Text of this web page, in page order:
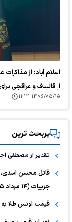
اسلام آباد: از
از قالیباف و عراقچی
۱۴۰۵/۰۵/۱۵ ۱۱:۱۳
پربحث ترین
تقدیر از مصطفی
قاتل محسن اسدی،
جزییات (۱۴ مرداد ۱۴۰۵)
قیمت اونس طلا به